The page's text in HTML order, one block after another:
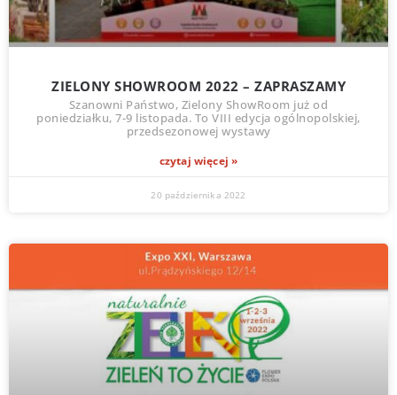
ZIELONY SHOWROOM 2022 – ZAPRASZAMY
Szanowni Państwo, Zielony ShowRoom już od
poniedziałku, 7-9 listopada. To VIII edycja ogólnopolskiej,
przedsezonowej wystawy
czytaj więcej »
20 października 2022